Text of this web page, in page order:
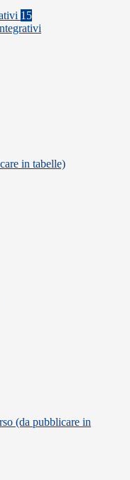
15
in tabelle)
(da pubblicare in